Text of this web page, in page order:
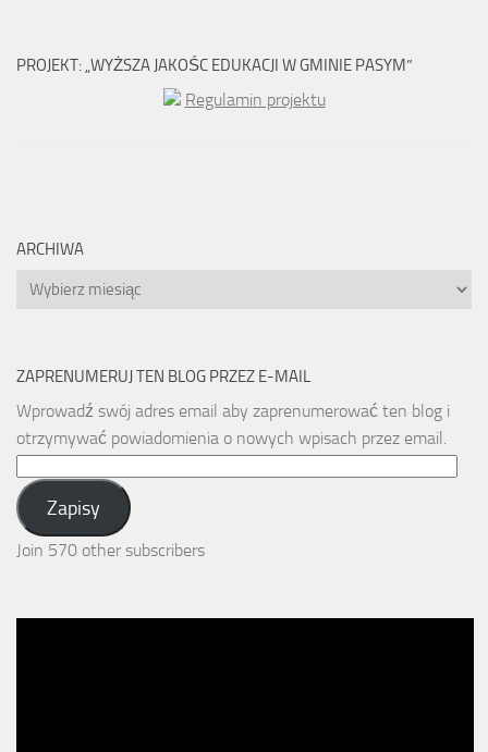
PROJEKT: „WYŻSZA JAKOŚC EDUKACJI W GMINIE PASYM”
Regulamin projektu
ARCHIWA
Archiwa
ZAPRENUMERUJ TEN BLOG PRZEZ E-MAIL
Wprowadź swój adres email aby zaprenumerować ten blog i
otrzymywać powiadomienia o nowych wpisach przez email.
Address:
Zapisy
Join 570 other subscribers